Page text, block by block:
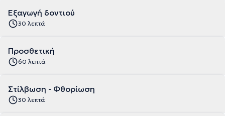
Εξαγωγή δοντιού
30 λεπτά
Προσθετική
60 λεπτά
Στίλβωση - Φθορίωση
30 λεπτά